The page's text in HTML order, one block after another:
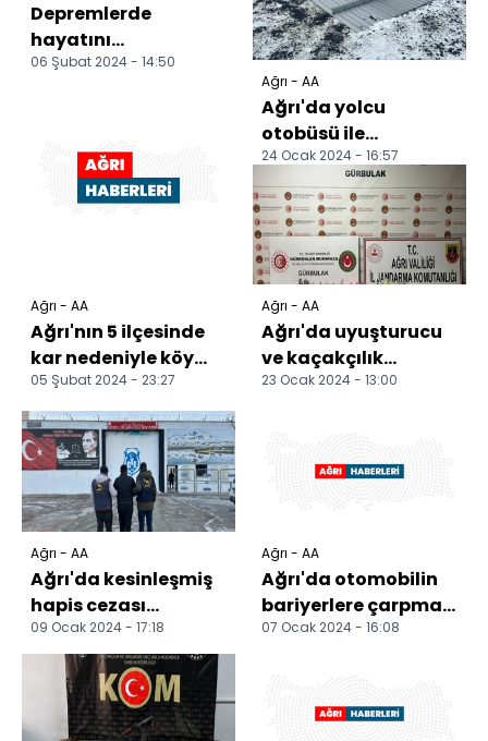
Depremlerde
hayatını
kaybedenler
06 Şubat 2024 - 14:50
Ağrı - AA
Ağrı'nın 5 ilçesinde
kar nedeniyle köy
okullarında eğitime
ara verildi
05 Şubat 2024 - 23:27
Ağrı - AA
Ağrı'da yolcu
otobüsü ile
kamyonetin
karıştığı kazada 11
kişi yaralandı
24 Ocak 2024 - 16:57
Ağrı - AA
Ağrı'da uyuşturucu
ve kaçakçılık
operasyonlarında 7
23 Ocak 2024 - 13:00
Ağrı - AA
Ağrı'da kesinleşmiş
hapis cezası
bulunan 4 firari
hükümlü yakalandı
09 Ocak 2024 - 17:18
Ağrı - AA
Ağrı'da otomobilin
bariyerlere çarpması
sonucu 2 kişi
07 Ocak 2024 - 16:08